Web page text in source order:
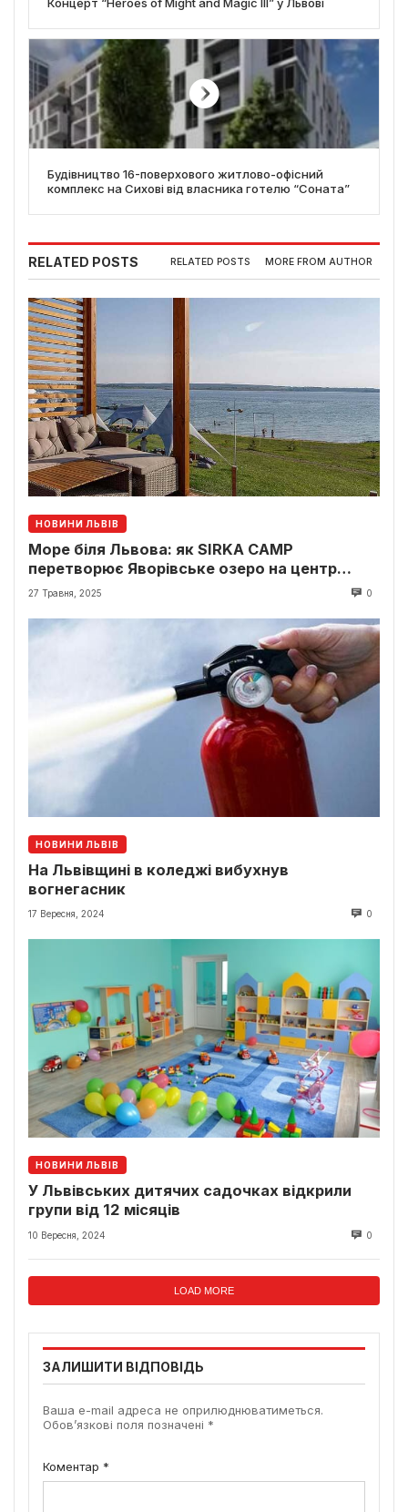
Будівництво 16-поверхового житлово-офісний
комплекс на Сихові від власника готелю “Соната”
RELATED POSTS RELATED POSTS MORE FROM AUTHOR
НОВИНИ ЛЬВІВ
Море біля Львова: як SIRKA CAMP
перетворює Яворівське озеро на центр
відпочинку
27 Травня, 2025 0
НОВИНИ ЛЬВІВ
На Львівщині в коледжі вибухнув
вогнегасник
17 Вересня, 2024 0
НОВИНИ ЛЬВІВ
У Львівських дитячих садочках відкрили
групи від 12 місяців
10 Вересня, 2024 0
LOAD MORE
ЗАЛИШИТИ ВІДПОВІДЬ
Ваша e-mail адреса не оприлюднюватиметься.
Обов’язкові поля позначені *
Коментар *